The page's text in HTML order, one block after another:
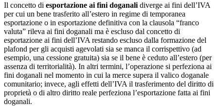
Il concetto di esportazione ai fini doganali diverge ai fini dell’IVA
per cui un bene trasferito all’estero in regime di temporanea
esportazione o in esportazione definitiva con la clausola “franco
valuta” rileva ai fini doganali ma è escluso dal concetto di
esportazione ai fini dell’IVA restando escluso dalla formazione del
plafond per gli acquisti agevolati sia se manca il corrispettivo (ad
esempio, una cessione gratuita) sia se il bene è ceduto all’estero (per
assenza di territorialità). In altri termini, l’operazione si perfeziona ai
fini doganali nel momento in cui la merce supera il valico doganale
comunitario; invece, agli effetti dell’IVA il trasferimento del diritto di
proprietà o di altro diritto reale perfeziona l’esportazione fatta ai fini
doganali.